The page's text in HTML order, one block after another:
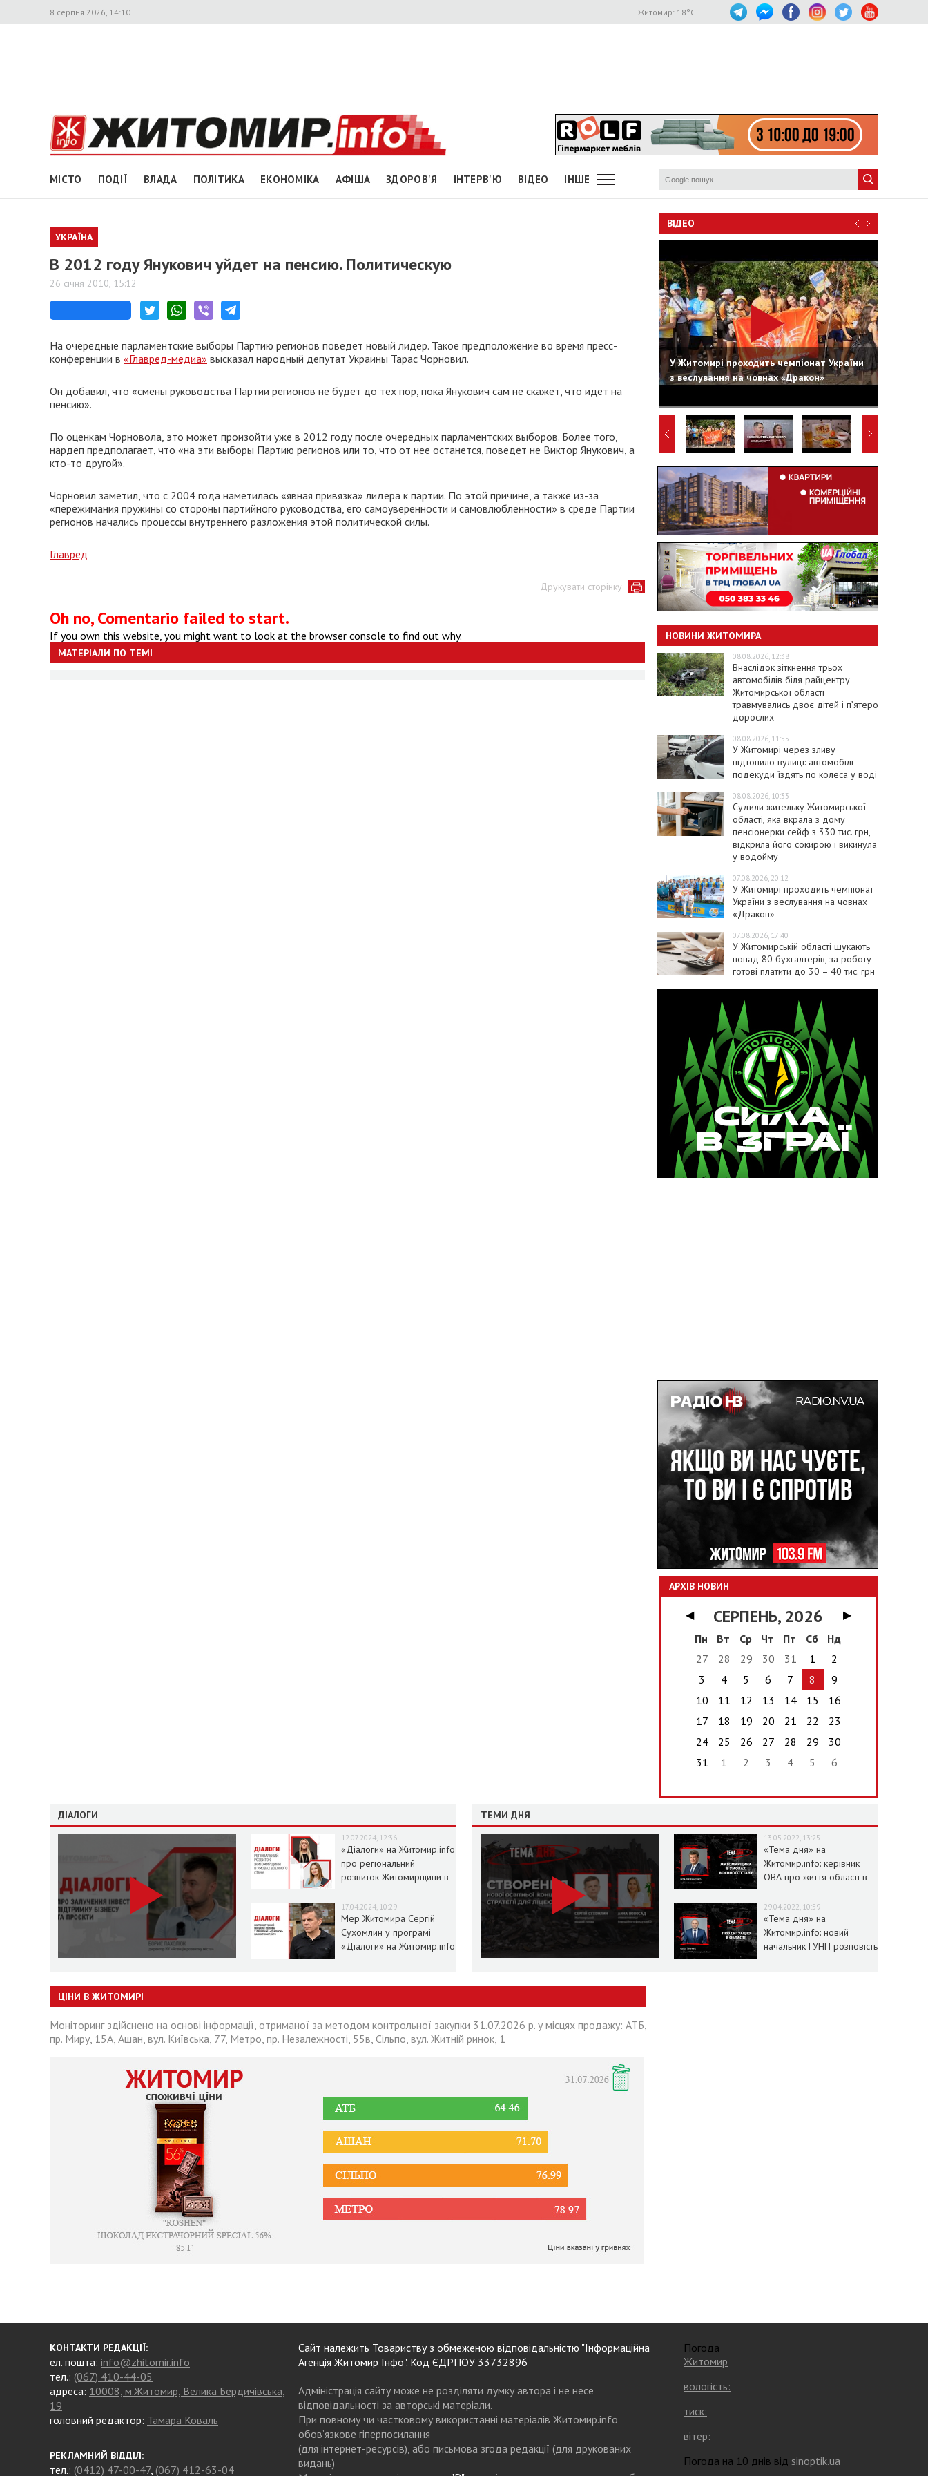
8 серпня 2026, 14:10 Житомир: 18°C
МІСТО ПОДІЇ ВЛАДА ПОЛІТИКА ЕКОНОМІКА АФІША ЗДОРОВ'Я ІНТЕРВ'Ю ВІДЕО ІНШЕ
УКРАЇНА
В 2012 году Янукович уйдет на пенсию. Политическую
26 січня 2010, 15:12
На очередные парламентские выборы Партию регионов поведет новый лидер. Такое предположение во время пресс-
конференции в «Главред-медиа» высказал народный депутат Украины Тарас Чорновил.
Он добавил, что «смены руководства Партии регионов не будет до тех пор, пока Янукович сам не скажет, что идет на
пенсию».
По оценкам Чорновола, это может произойти уже в 2012 году после очередных парламентских выборов. Более того,
нардеп предполагает, что «на эти выборы Партию регионов или то, что от нее останется, поведет не Виктор Янукович, а
кто-то другой».
Чорновил заметил, что с 2004 года наметилась «явная привязка» лидера к партии. По этой причине, а также из-за
«пережимания пружины со стороны партийного руководства, его самоуверенности и самовлюбленности» в среде Партии
регионов начались процессы внутреннего разложения этой политической силы.
Главред
Друкувати сторінку
Oh no, Comentario failed to start.
If you own this website, you might want to look at the browser console to find out why.
МАТЕРІАЛИ ПО ТЕМІ
ВІДЕО
У Житомирі проходить чемпіонат України
з веслування на човнах «Дракон»
НОВИНИ ЖИТОМИРА
08.08.2026, 12:38
Внаслідок зіткнення трьох
автомобілів біля райцентру
Житомирської області
травмувались двоє дітей і пʼятеро
дорослих
08.08.2026, 11:55
У Житомирі через зливу
підтопило вулиці: автомобілі
подекуди їздять по колеса у воді
08.08.2026, 10:33
Судили жительку Житомирської
області, яка вкрала з дому
пенсіонерки сейф з 330 тис. грн,
відкрила його сокирою і викинула
у водойму
07.08.2026, 20:12
У Житомирі проходить чемпіонат
України з веслування на човнах
«Дракон»
07.08.2026, 17:40
У Житомирській області шукають
понад 80 бухгалтерів, за роботу
готові платити до 30 – 40 тис. грн
АРХІВ НОВИН
◀ СЕРПЕНЬ, 2026
▶
Пн
Вт Ср Чт Пт Сб
Нд
27
28 29 30 31 1
2
3
4 5 6 7 8
9
10
11 12 13 14 15
16
17
18 19 20 21 22
23
24
25 26 27 28 29
30
31
1 2 3 4 5 6
ДІАЛОГИ
12.07.2024, 12:36
«Діалоги» на Житомир.info
про регіональний
розвиток Житомирщини в
17.04.2024, 10:29
Мер Житомира Сергій
Сухомлин у програмі
«Діалоги» на Житомир.info
ТЕМИ ДНЯ
13.05.2022, 13:25
«Тема дня» на
Житомир.info: керівник
ОВА про життя області в
29.04.2022, 10:59
«Тема дня» на
Житомир.info: новий
начальник ГУНП розповість
ЦІНИ В ЖИТОМИРІ
Моніторинг здійснено на основі інформації, отриманої за методом контрольної закупки 31.07.2026 р. у місцях продажу: АТБ,
пр. Миру, 15А, Ашан, вул. Київська, 77, Метро, пр. Незалежності, 55в, Сільпо, вул. Житній ринок, 1
КОНТАКТИ РЕДАКЦІЇ:
ел. пошта: info@zhitomir.info
тел.: (067) 410-44-05
адреса: 10008, м.Житомир, Велика Бердичівська,
19
головний редактор: Тамара Коваль
РЕКЛАМНИЙ ВІДДІЛ:
тел.: (0412) 47-00-47, (067) 412-63-04
Сайт належить Товариству з обмеженою відповідальністю "Інформаційна
Агенція Житомир Інфо". Код ЄДРПОУ 33732896
Адміністрація сайту може не розділяти думку автора і не несе
відповідальності за авторські матеріали.
При повному чи частковому використанні матеріалів Житомир.info
обов’язкове гіперпосилання
(для інтернет-ресурсів), або письмова згода редакції (для друкованих
видань)
Погода
Житомир
вологість:
тиск:
вітер:
Погода на 10 днів від sinoptik.ua